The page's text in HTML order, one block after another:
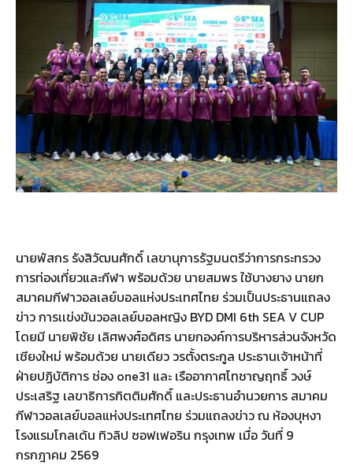
นายพัสกร รังสิวัฒนศักดิ์ เลขานุการรัฐมนตรีว่าการกระทรวง
การท่องเที่ยวและกีฬา พร้อมด้วย นายสมพร ใช้บางยาง นายก
สมาคมกีฬาวอลเลย์บอลแห่งประเทศไทย ร่วมเป็นประธานแถลง
ข่าว การเเข่งขันวอลเลย์บอลหญิง BYD DMI 6th SEA V CUP
โดยมี นายพิชัย เลิศพงศ์อดิศร นายกองค์การบริหารส่วนจังหวัด
เชียงใหม่ พร้อมด้วย นายเดียว วรตั้งตระกูล ประธานเจ้าหน้าที่
ฝ่ายปฏิบัติการ ช่อง one31 และ เรืออากาศโทชาญฤทธิ์ วงษ์
ประเสริฐ เลขาธิการกิตติมศักดิ์ และประธานอำนวยการ สมาคม
กีฬาวอลเลย์บอลแห่งประเทศไทย ร่วมแถลงข่าว ณ ห้องบุหงา
โรงแรมโกลเด้น ทิวลิป ซอฟเฟอริน กรุงเทพ เมื่อ วันที่ 9
กรกฎาคม 2569